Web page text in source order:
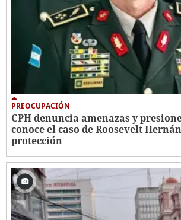
PREOCUPACIÓN
CPH denuncia amenazas y
conoce el caso de Roosevelt
protección